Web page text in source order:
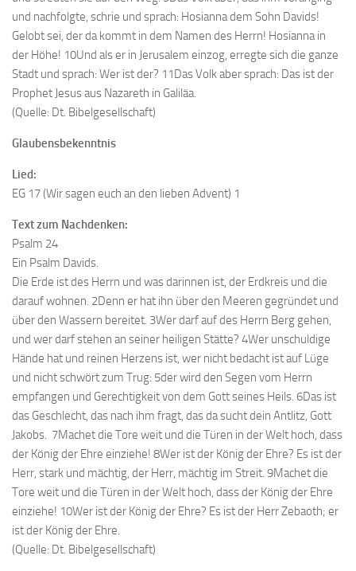
und nachfolgte, schrie und sprach: Hosianna dem Sohn Davids!
Gelobt sei, der da kommt in dem Namen des Herrn! Hosianna in
der Höhe! 10Und als er in Jerusalem einzog, erregte sich die ganze
Stadt und sprach: Wer ist der? 11Das Volk aber sprach: Das ist der
Prophet Jesus aus Nazareth in Galiläa.
(Quelle: Dt. Bibelgesellschaft)
Glaubensbekenntnis
Lied:
EG 17 (Wir sagen euch an den lieben Advent) 1
Text zum Nachdenken:
Psalm 24
Ein Psalm Davids.
Die Erde ist des Herrn und was darinnen ist, der Erdkreis und die
darauf wohnen. 2Denn er hat ihn über den Meeren gegründet und
über den Wassern bereitet. 3Wer darf auf des Herrn Berg gehen,
und wer darf stehen an seiner heiligen Stätte? 4Wer unschuldige
Hände hat und reinen Herzens ist, wer nicht bedacht ist auf Lüge
und nicht schwört zum Trug: 5der wird den Segen vom Herrn
empfangen und Gerechtigkeit von dem Gott seines Heils. 6Das ist
das Geschlecht, das nach ihm fragt, das da sucht dein Antlitz, Gott
Jakobs. 7Machet die Tore weit und die Türen in der Welt hoch, dass
der König der Ehre einziehe! 8Wer ist der König der Ehre? Es ist der
Herr, stark und mächtig, der Herr, mächtig im Streit. 9Machet die
Tore weit und die Türen in der Welt hoch, dass der König der Ehre
einziehe! 10Wer ist der König der Ehre? Es ist der Herr Zebaoth; er
ist der König der Ehre.
(Quelle: Dt. Bibelgesellschaft)